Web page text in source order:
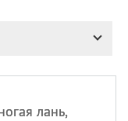
лань,
ассирийских
день